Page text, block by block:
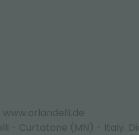
- Curtatone (MN) - Italy.